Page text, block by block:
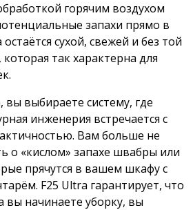
горячим воздухом
запахи прямо в
сухой, свежей и без той
которая так характерна для
вы выбираете систему, где
инженерия встречается с
Вам больше не
о «кислом» запахе швабры или
прячутся в вашем шкафу с
F25 Ultra гарантирует, что
вы начинаете уборку, вы